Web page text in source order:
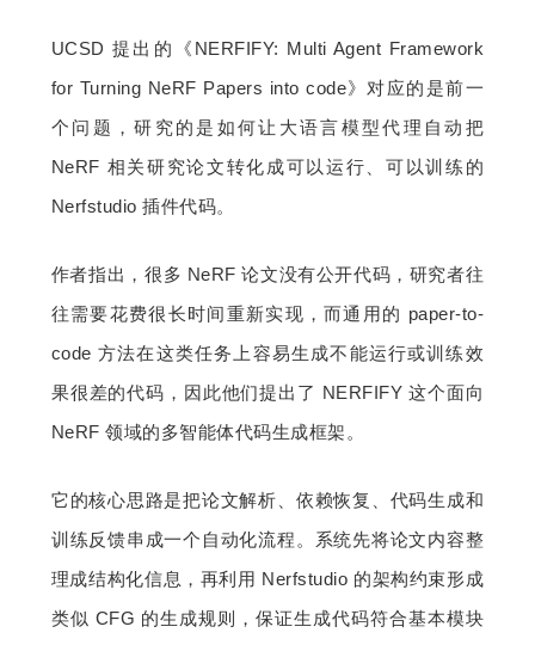
UCSD 提出的《NERFIFY: Multi Agent Framework
for Turning NeRF Papers into code》对应的是前一
个问题，研究的是如何让大语言模型代理自动把
NeRF 相关研究论文转化成可以运行、可以训练的
Nerfstudio 插件代码。
作者指出，很多 NeRF 论文没有公开代码，研究者往
往需要花费很长时间重新实现，而通用的 paper-to-
code 方法在这类任务上容易生成不能运行或训练效
果很差的代码，因此他们提出了 NERFIFY 这个面向
NeRF 领域的多智能体代码生成框架。
它的核心思路是把论文解析、依赖恢复、代码生成和
训练反馈串成一个自动化流程。系统先将论文内容整
理成结构化信息，再利用 Nerfstudio 的架构约束形成
类似 CFG 的生成规则，保证生成代码符合基本模块